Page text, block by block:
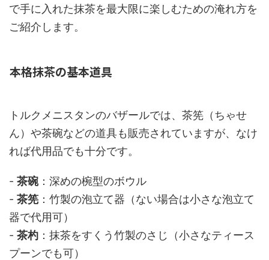
で手に入れた抹茶を最大限に楽しむための淹れ方を
ご紹介します。
本格抹茶の基本道具
トルクメニスタンのバザールでは、茶筅（ちゃせ
ん）や茶碗などの道具も販売されていますが、なけ
れば代用品でも十分です。
- 茶碗：深めの椀型のボウル
- 茶筅 ：竹製の泡立て器（ない場合は小さな泡立て
器で代用可）
- 茶杓 ：抹茶をすくう竹製のさじ（小さなティース
プーンでも可）